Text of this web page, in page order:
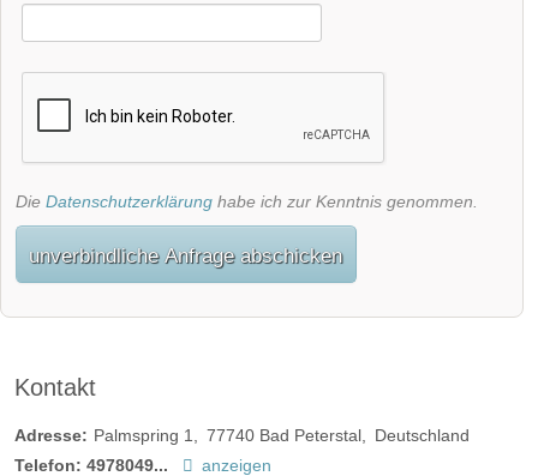
Die Datenschutzerklärung habe ich zur Kenntnis genommen.
unverbindliche Anfrage abschicken
Kontakt
Adresse: Palmspring 1 77740 Bad Peterstal
Deutschland
Telefon: 4978049...
anzeigen